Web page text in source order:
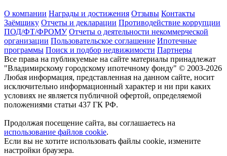
О компании Награды и достижения Отзывы Контакты
Заёмщику Отчеты и декларации Противодействие коррупции
ПОД/ФТ/ФРОМУ Отчеты о деятельности некоммерческой
организации Пользовательское соглашение Ипотечные
программы Поиск и подбор недвижимости Партнеры
Все права на публикуемые на сайте материалы принадлежат
"Владимирскому городскому ипотечному фонду" © 2003-2026
Любая информация, представленная на данном сайте, носит
исключительно информационный характер и ни при каких
условиях не является публичной офертой, определяемой
положениями статьи 437 ГК РФ.
Продолжая посещение сайта, вы соглашаетесь на
использование файлов cookie.
Если вы не хотите использовать файлы cookie, измените
настройки браузера.